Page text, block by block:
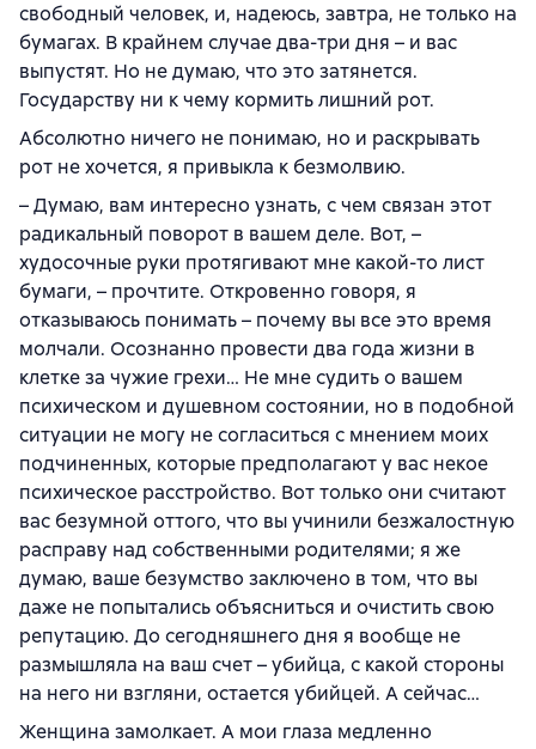
свободный человек, и, надеюсь, завтра, не только на
бумагах. В крайнем случае два-три дня – и вас
выпустят. Но не думаю, что это затянется.
Государству ни к чему кормить лишний рот.
Абсолютно ничего не понимаю, но и раскрывать
рот не хочется, я привыкла к безмолвию.
– Думаю, вам интересно узнать, с чем связан этот
радикальный поворот в вашем деле. Вот, –
худосочные руки протягивают мне какой-то лист
бумаги, – прочтите. Откровенно говоря, я
отказываюсь понимать – почему вы все это время
молчали. Осознанно провести два года жизни в
клетке за чужие грехи… Не мне судить о вашем
психическом и душевном состоянии, но в подобной
ситуации не могу не согласиться с мнением моих
подчиненных, которые предполагают у вас некое
психическое расстройство. Вот только они считают
вас безумной оттого, что вы учинили безжалостную
расправу над собственными родителями; я же
думаю, ваше безумство заключено в том, что вы
даже не попытались объясниться и очистить свою
репутацию. До сегодняшнего дня я вообще не
размышляла на ваш счет – убийца, с какой стороны
на него ни взгляни, остается убийцей. А сейчас…
Женщина замолкает. А мои глаза медленно